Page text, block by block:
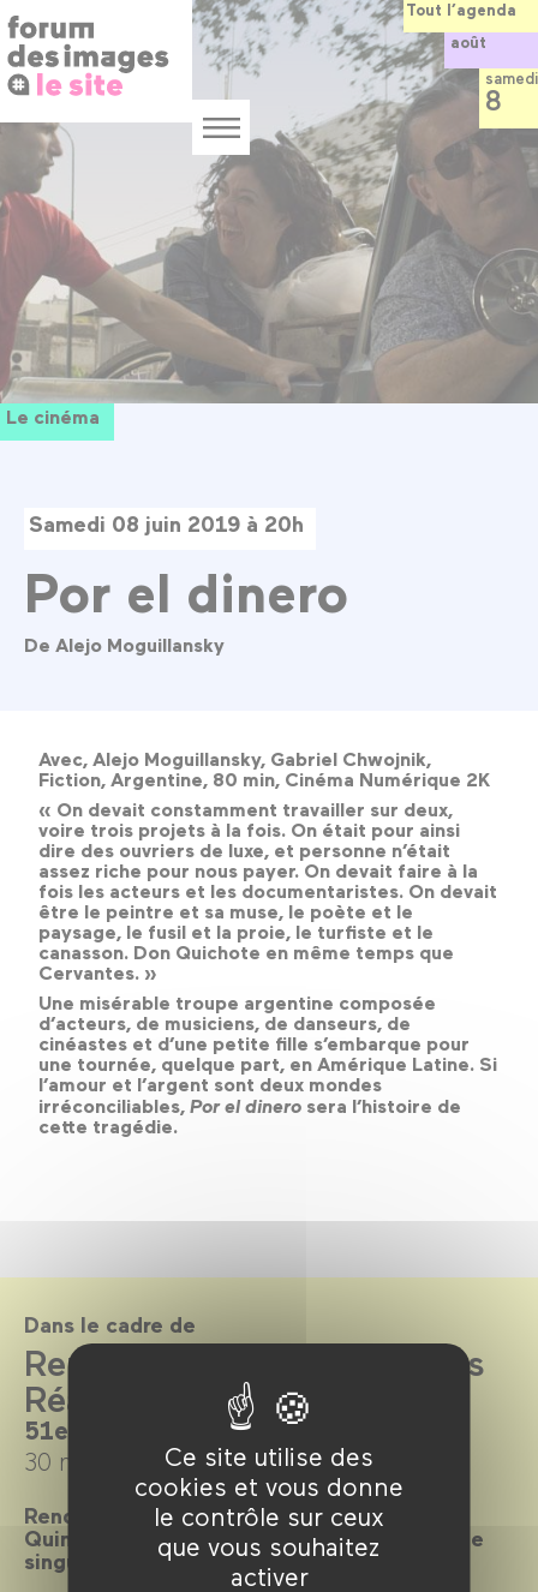
Panneau de gestion des cookies
Ce site utilise des
cookies et vous donne
le contrôle sur ceux
que vous souhaitez
activer
au
contenu
principal
Menu
Le cinéma
Samedi 08 juin 2019 à 20h
Por el dinero
De Alejo Moguillansky
Avec, Alejo Moguillansky, Gabriel Chwojnik,
Fiction, Argentine, 80 min, Cinéma Numérique 2K
« On devait constamment travailler sur deux,
voire trois projets à la fois. On était pour ainsi
dire des ouvriers de luxe, et personne n’était
assez riche pour nous payer. On devait faire à la
fois les acteurs et les documentaristes. On devait
être le peintre et sa muse, le poète et le
paysage, le fusil et la proie, le turfiste et le
canasson. Don Quichote en même temps que
Cervantes. »
Une misérable troupe argentine composée
d’acteurs, de musiciens, de danseurs, de
cinéastes et d’une petite fille s’embarque pour
une tournée, quelque part, en Amérique Latine. Si
l’amour et l’argent sont deux mondes
irréconciliables, Por el dinero sera l’histoire de
cette tragédie.
Dans le cadre de
Reprise de la Quinzaine des
Réalisateurs 2019
51e édition
30 mai →
9 juin 2019
Rendez‑vous incontournable du 7e Art, la
Quinzaine 2019 fait route vers l’inattendu, le
singulier, le sensible et le visionnaire.
Tout l’agenda
août
samedi
8